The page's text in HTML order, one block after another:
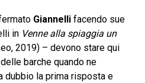
Giannellifacendo sue
in Venne alla spiaggia un
2019) – devono stare qui
barche quando ne
dubbio la prima risposta e